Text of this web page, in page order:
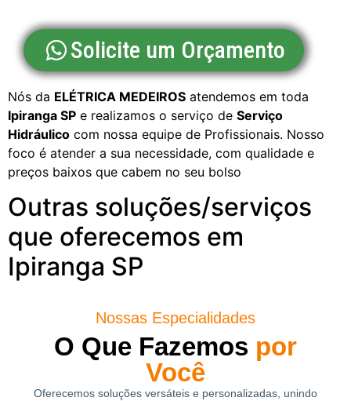
Solicite um Orçamento
Nós da ELÉTRICA MEDEIROS atendemos em toda
Ipiranga SP e realizamos o serviço de Serviço
Hidráulico com nossa equipe de Profissionais. Nosso
foco é atender a sua necessidade, com qualidade e
preços baixos que cabem no seu bolso
Outras soluções/serviços
que oferecemos em
Ipiranga SP
Nossas Especialidades
O Que Fazemos por
Você
Oferecemos soluções versáteis e personalizadas, unindo